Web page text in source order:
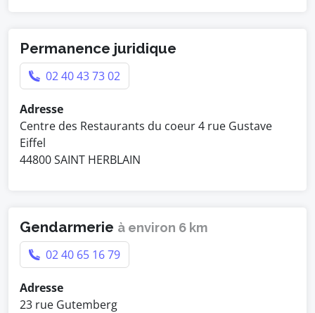
Permanence juridique
02 40 43 73 02
Adresse
Centre des Restaurants du coeur 4 rue Gustave
Eiffel
44800 SAINT HERBLAIN
Gendarmerie à environ 6 km
02 40 65 16 79
Adresse
23 rue Gutemberg